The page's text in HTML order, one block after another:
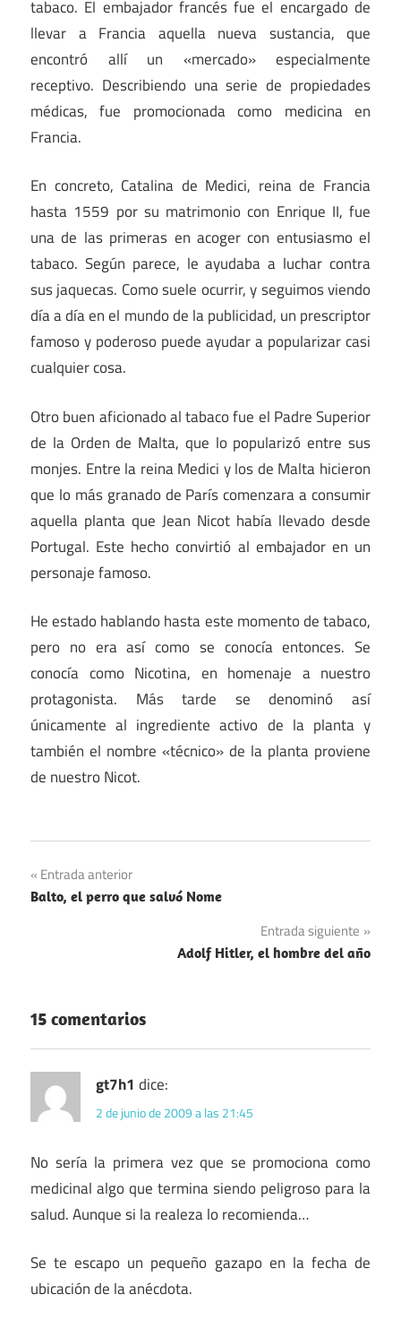
tabaco. El embajador francés fue el encargado de
llevar a Francia aquella nueva sustancia, que
encontró allí un «mercado» especialmente
receptivo. Describiendo una serie de propiedades
médicas, fue promocionada como medicina en
Francia.
En concreto, Catalina de Medici, reina de Francia
hasta 1559 por su matrimonio con Enrique II, fue
una de las primeras en acoger con entusiasmo el
tabaco. Según parece, le ayudaba a luchar contra
sus jaquecas. Como suele ocurrir, y seguimos viendo
día a día en el mundo de la publicidad, un prescriptor
famoso y poderoso puede ayudar a popularizar casi
cualquier cosa.
Otro buen aficionado al tabaco fue el Padre Superior
de la Orden de Malta, que lo popularizó entre sus
monjes. Entre la reina Medici y los de Malta hicieron
que lo más granado de París comenzara a consumir
aquella planta que Jean Nicot había llevado desde
Portugal. Este hecho convirtió al embajador en un
personaje famoso.
He estado hablando hasta este momento de tabaco,
pero no era así como se conocía entonces. Se
conocía como Nicotina, en homenaje a nuestro
protagonista. Más tarde se denominó así
únicamente al ingrediente activo de la planta y
también el nombre «técnico» de la planta proviene
de nuestro Nicot.
Navegación
de
Entrada anterior
Balto, el perro que salvó Nome
Entrada siguiente
Adolf Hitler, el hombre del año
15 comentarios
gt7h1 dice:
2 de junio de 2009 a las 21:45
No sería la primera vez que se promociona como
medicinal algo que termina siendo peligroso para la
salud. Aunque si la realeza lo recomienda…
Se te escapo un pequeño gazapo en la fecha de
ubicación de la anécdota.